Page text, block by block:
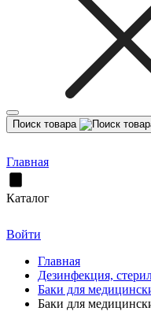
Поиск товара
Главная
Каталог
Войти
Главная
Дезинфекция,
Баки для
Баки для